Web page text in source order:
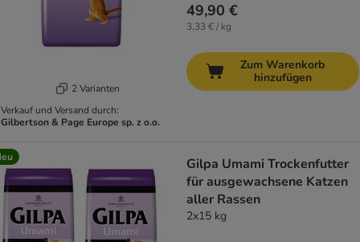
2 Varianten
Verkauf und Versand durch:
Gilbertson & Page Europe sp. z o.o.
49,90 €
3,33 € / kg
Zum Warenkorb
hinzufügen
Gilpa Umami Trockenfutter
für ausgewachsene Katzen
aller Rassen
2x15 kg